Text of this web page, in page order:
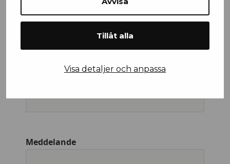
Tillåt alla
Visa detaljer och anpassa
Meddelande